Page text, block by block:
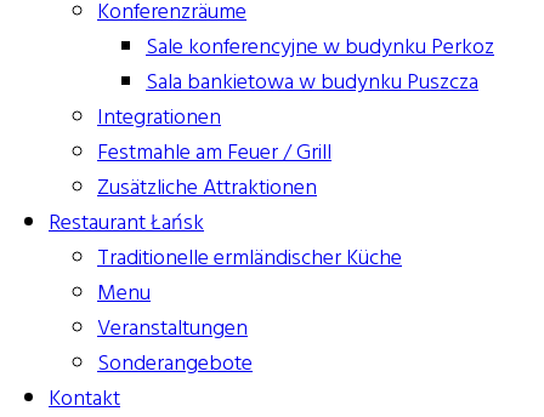
Konferenzräume
Sale konferencyjne w budynku Perkoz
Sala bankietowa w budynku Puszcza
Integrationen
Festmahle am Feuer / Grill
Zusätzliche Attraktionen
Restaurant Łańsk
Traditionelle ermländischer Küche
Menu
Veranstaltungen
Sonderangebote
Kontakt